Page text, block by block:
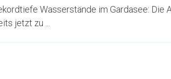
Wasserstände im Gardasee: Die
jetzt zu ...